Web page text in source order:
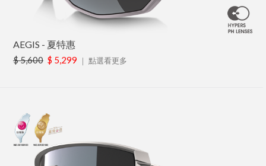
AEGIS - 夏特惠
$ 5,600 $ 5,299 ｜ 點選看更多